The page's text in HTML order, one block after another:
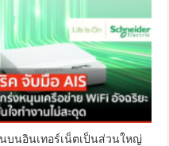
บนอินเทอร์เน็ตเป็นส่วนใหญ่